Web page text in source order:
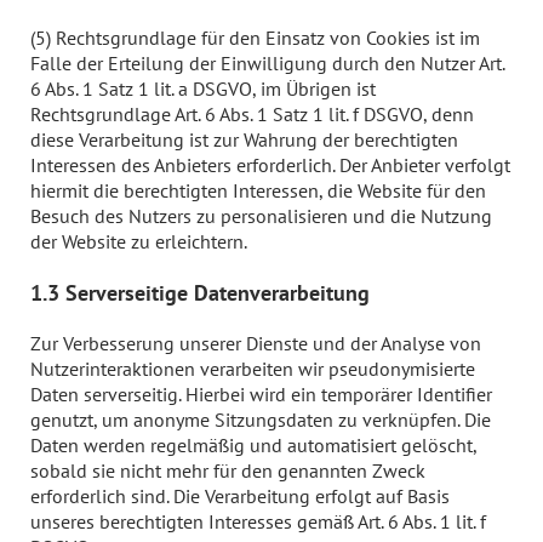
(5) Rechtsgrundlage für den Einsatz von Cookies ist im
Falle der Erteilung der Einwilligung durch den Nutzer Art.
6 Abs. 1 Satz 1 lit. a DSGVO, im Übrigen ist
Rechtsgrundlage Art. 6 Abs. 1 Satz 1 lit. f DSGVO, denn
diese Verarbeitung ist zur Wahrung der berechtigten
Interessen des Anbieters erforderlich. Der Anbieter verfolgt
hiermit die berechtigten Interessen, die Website für den
Besuch des Nutzers zu personalisieren und die Nutzung
der Website zu erleichtern.
1.3 Serverseitige Datenverarbeitung
Zur Verbesserung unserer Dienste und der Analyse von
Nutzerinteraktionen verarbeiten wir pseudonymisierte
Daten serverseitig. Hierbei wird ein temporärer Identifier
genutzt, um anonyme Sitzungsdaten zu verknüpfen. Die
Daten werden regelmäßig und automatisiert gelöscht,
sobald sie nicht mehr für den genannten Zweck
erforderlich sind. Die Verarbeitung erfolgt auf Basis
unseres berechtigten Interesses gemäß Art. 6 Abs. 1 lit. f